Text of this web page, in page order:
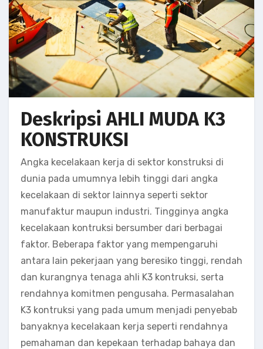
Deskripsi AHLI MUDA K3
KONSTRUKSI
Angka kecelakaan kerja di sektor konstruksi di
dunia pada umumnya lebih tinggi dari angka
kecelakaan di sektor lainnya seperti sektor
manufaktur maupun industri. Tingginya angka
kecelakaan kontruksi bersumber dari berbagai
faktor. Beberapa faktor yang mempengaruhi
antara lain pekerjaan yang beresiko tinggi, rendah
dan kurangnya tenaga ahli K3 kontruksi, serta
rendahnya komitmen pengusaha. Permasalahan
K3 kontruksi yang pada umum menjadi penyebab
banyaknya kecelakaan kerja seperti rendahnya
pemahaman dan kepekaan terhadap bahaya dan